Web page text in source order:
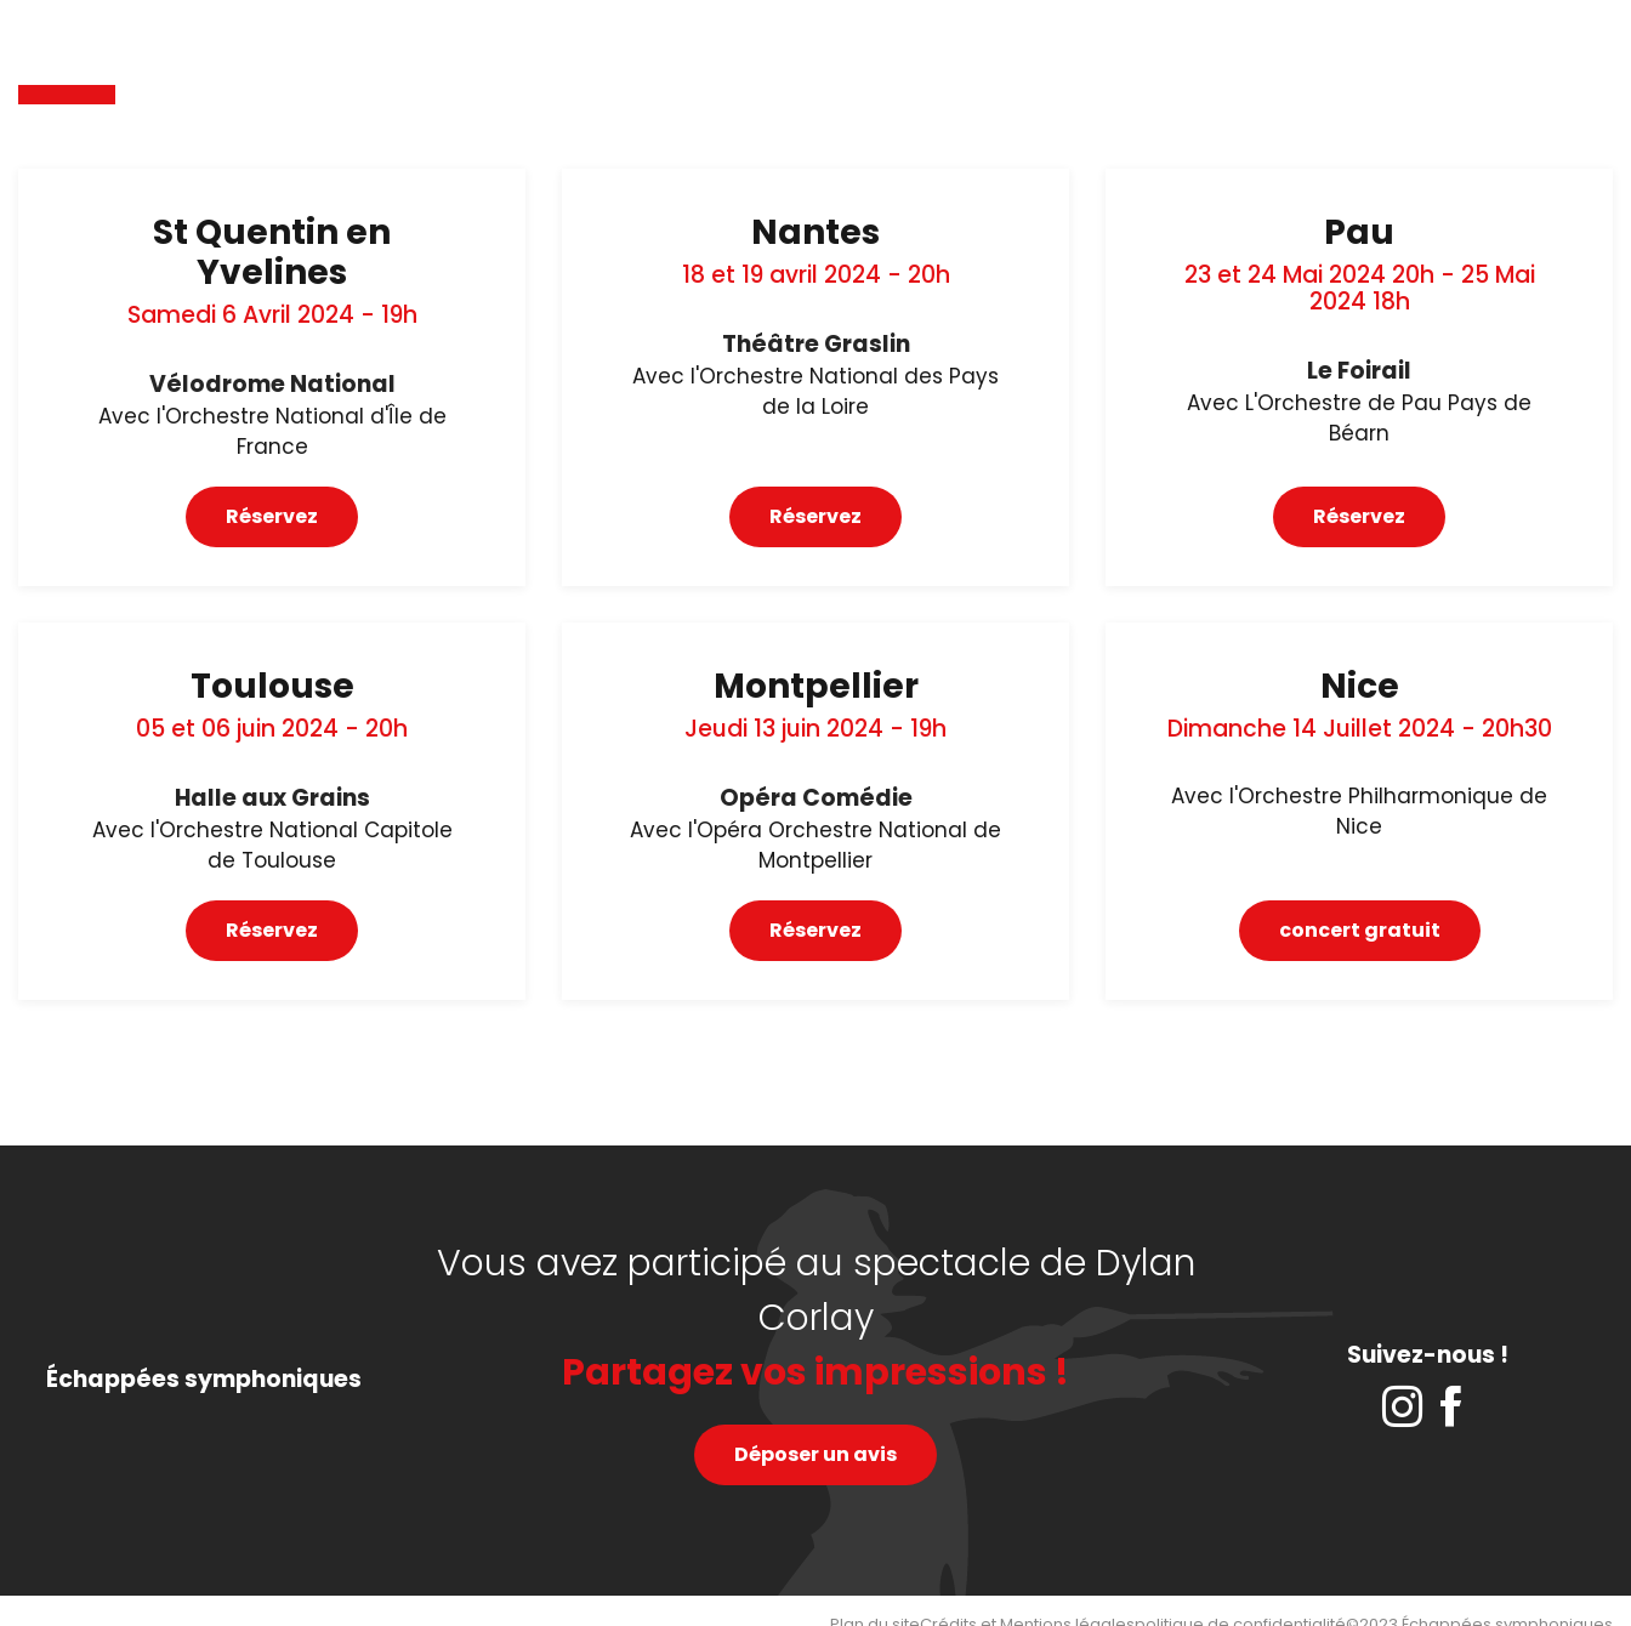
St Quentin en
Yvelines
Samedi 6 Avril 2024 - 19h
Vélodrome National
Avec l'Orchestre National d'Île de
France
Réservez
Nantes
18 et 19 avril 2024 - 20h
Théâtre Graslin
Avec l'Orchestre National des Pays
de la Loire
Réservez
Pau
23 et 24 Mai 2024 20h - 25 Mai
2024 18h
Le Foirail
Avec L'Orchestre de Pau Pays de
Béarn
Réservez
Toulouse
05 et 06 juin 2024 - 20h
Halle aux Grains
Avec l'Orchestre National Capitole
de Toulouse
Réservez
Montpellier
Jeudi 13 juin 2024 - 19h
Opéra Comédie
Avec l'Opéra Orchestre National de
Montpellier
Réservez
Nice
Dimanche 14 Juillet 2024 - 20h30
Avec l'Orchestre Philharmonique de
Nice
concert gratuit
Échappées symphoniques
Vous avez participé au spectacle de Dylan
Corlay
Partagez vos impressions !
Déposer un avis
Suivez-nous !